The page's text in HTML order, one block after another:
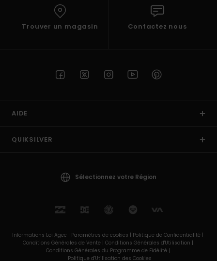
Trouver un magasin Contactez nous
AIDE
QUIKSILVER
Sélectionnez votre Région
Informations Loi Agec | Paramètres de cookies | Politique de Confidentialité |
Conditions Générales de Vente | Conditions Générales d'Utilisation |
Conditions Générales du Programme de Fidélité |
Politique d'Utilisation des Cookies